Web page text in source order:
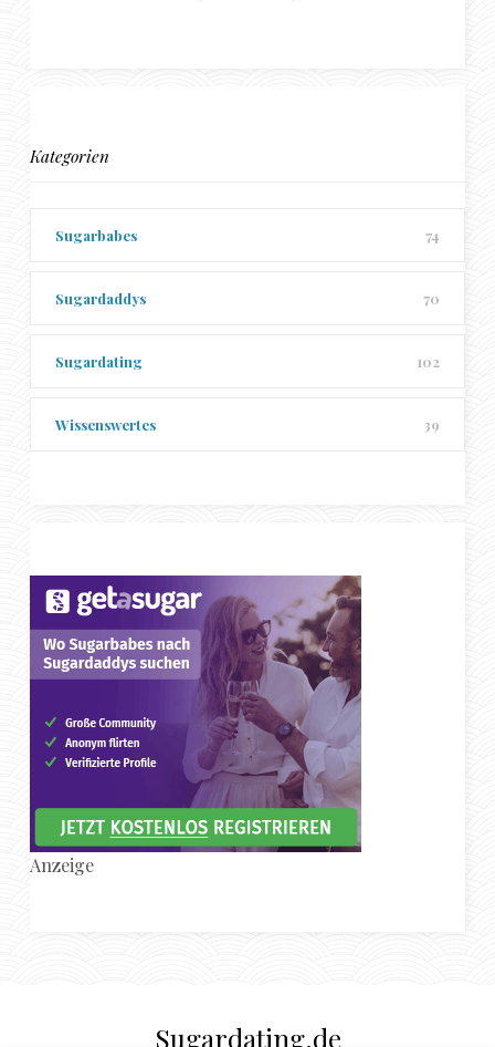
Kategorien
Sugarbabes 74
Sugardaddys 70
Sugardating 102
Wissenswertes 39
Anzeige
Sugardating.de